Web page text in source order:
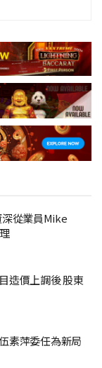
從業員Mike
造價上調後 股東
素萍委任為新局